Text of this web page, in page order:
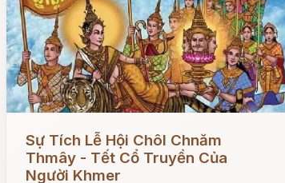
Sự Tích Lễ Hội Chôl Chnăm
Thmây - Tết Cổ Truyền Của
Người Khmer